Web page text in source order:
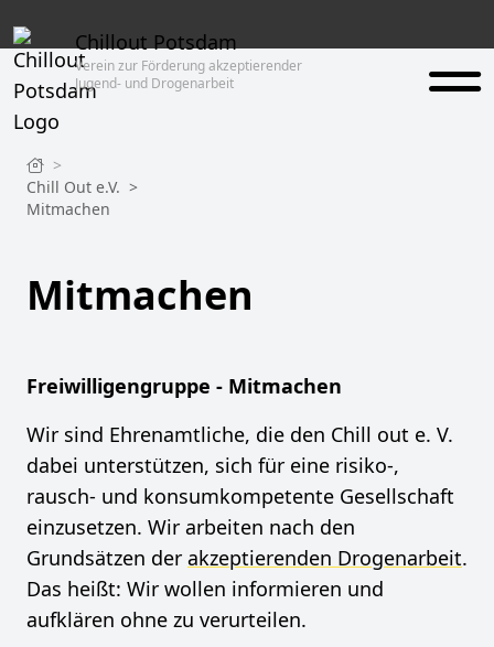
Chillout Potsdam
Verein zur Förderung akzeptierender
Jugend- und Drogenarbeit
>
Chill Out e.V. >
Mitmachen
Mitmachen
Freiwilligengruppe - Mitmachen
Wir sind Ehrenamtliche, die den Chill out e. V.
dabei unterstützen, sich für eine risiko-,
rausch- und konsumkompetente Gesellschaft
einzusetzen. Wir arbeiten nach den
Grundsätzen der akzeptierenden Drogenarbeit.
Das heißt: Wir wollen informieren und
aufklären ohne zu verurteilen.